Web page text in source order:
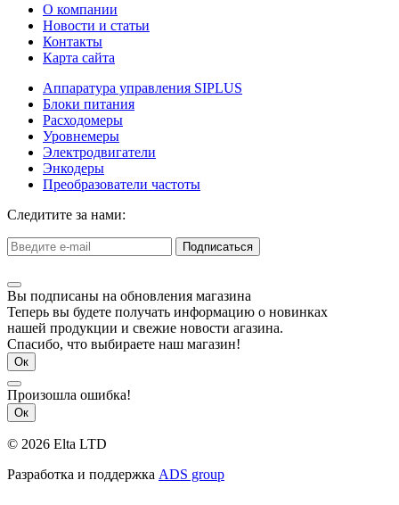
О компании
Новости и статьи
Контакты
Карта сайта
Аппаратура управления SIPLUS
Блоки питания
Расходомеры
Уровнемеры
Электродвигатели
Энкодеры
Преобразователи частоты
Следитите за нами:
Подписаться
Вы подписаны на обновления магазина
Теперь вы будете получать информацию о новинках
нашей продукции и свежие новости агазина.
Спасибо, что выбираете наш магазин!
Ок
Произошла ошибка!
Ок
© 2026 Elta LTD
Разработка и поддержка ADS group